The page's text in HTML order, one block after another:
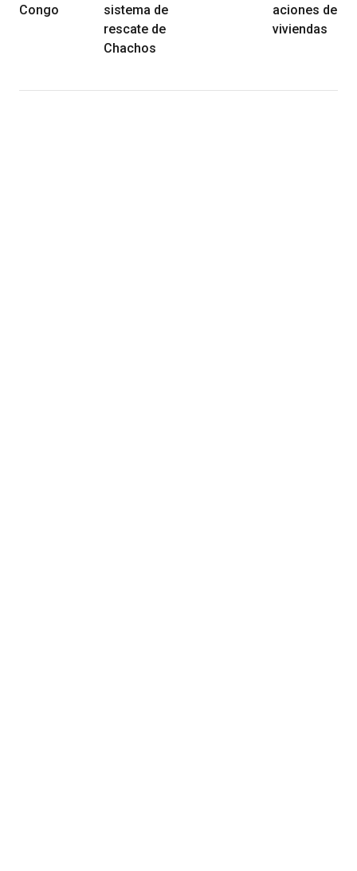
Congo
sistema de
rescate de
Chachos
aciones de
viviendas